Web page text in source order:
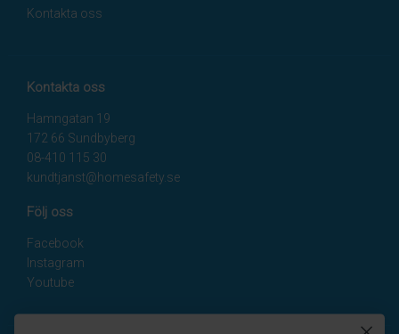
Kontakta oss
Kontakta oss
Hamngatan 19
172 66 Sundbyberg
08-410 115 30
kundtjanst@homesafety.se
Följ oss
Facebook
Instagram
Youtube